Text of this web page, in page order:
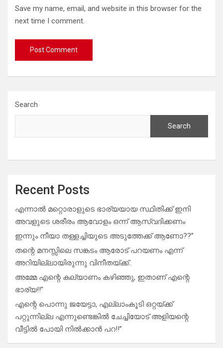
Save my name, email, and website in this browser for the
next time I comment.
Search
Search
Recent Posts
എന്നാൽ മറ്റൊരാളുടെ ഭാര്യയായ സ്ഥിതിക്ക് ഇനി
അവളുടെ ശരീരം ആവോളം ഒന്ന് ആസ്വദിക്കണം
ഇന്നും നീയാ തള്ളച്ചിയുടെ അടുത്തേക്ക് ആണോ??”
തന്റെ മനസ്സിലെ സങ്കടം ആരോട് പറയണം എന്ന്
അറിയില്ലായിരുന്നു വിനീതയ്ക്ക്..
അമ്മേ എന്റെ കല്യാണം കഴിഞ്ഞു, ഇതാണ് എന്റെ
ഭാര്യ!!”
എന്റെ പൊന്നു ജയേട്ടാ, എല്ലാംകൂടി ഒറ്റയ്ക്ക്
പറ്റുന്നില്ല എന്നുണ്ടെങ്കിൽ ചേച്ചിയോട് അളിയന്റെ
വീട്ടിൽ പോയി നിൽക്കാൻ പറ!!”